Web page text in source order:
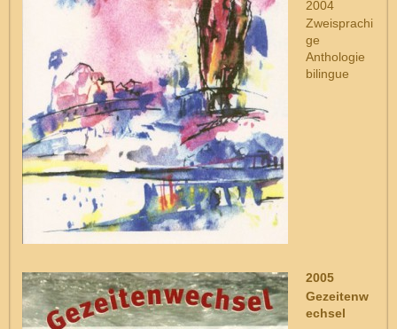
2004
Zweisprachi
ge
Anthologie
bilingue
2005
Gezeitenw
echsel